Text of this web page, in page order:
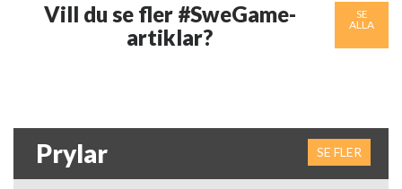
Vill du se fler #SweGame-
artiklar?
SE
ALLA
Prylar SE FLER